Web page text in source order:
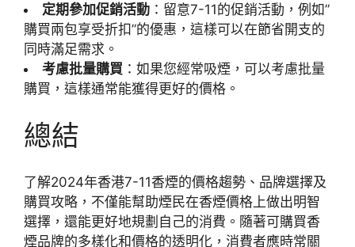
定期參加促銷活動 ：留意7-11的促銷活動，例如”
購買兩包享受折扣”的優惠，這樣可以在節省開支的
同時滿足需求。
考慮批量購買 ：如果您經常吸煙，可以考慮批量
購買，這樣通常能獲得更好的價格。
總結
了解2024年香港7-11香煙的價格趨勢、品牌選擇及
購買攻略，不僅能幫助煙民在香煙價格上做出明智
選擇，還能更好地規劃自己的消費。隨著可購買香
煙品牌的多樣化和價格的透明化，消費者應時常關